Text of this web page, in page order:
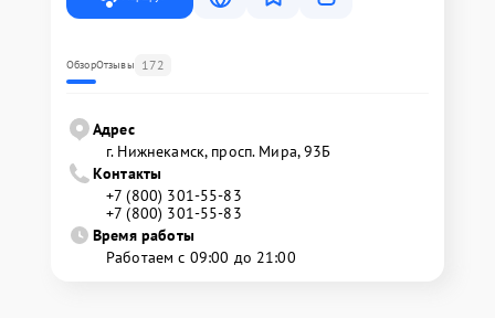
ОбзорОтзывы 172
Адрес
г. Нижнекамск, просп. Мира, 93Б
Контакты
+7 (800) 301-55-83
+7 (800) 301-55-83
Время работы
Работаем с 09:00 до 21:00